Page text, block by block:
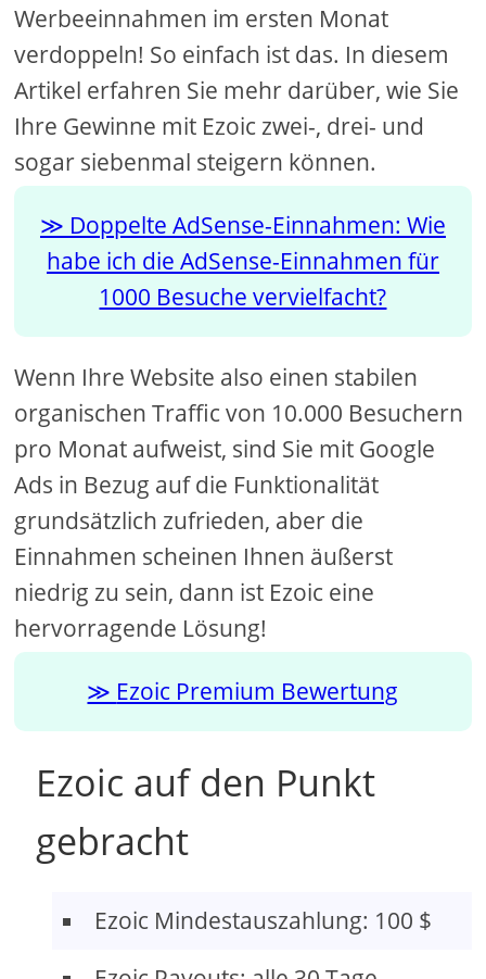
Werbeeinnahmen im ersten Monat
verdoppeln! So einfach ist das. In diesem
Artikel erfahren Sie mehr darüber, wie Sie
Ihre Gewinne mit Ezoic zwei-, drei- und
sogar siebenmal steigern können.
Doppelte AdSense-Einnahmen: Wie
habe ich die AdSense-Einnahmen für
1000 Besuche vervielfacht?
Wenn Ihre Website also einen stabilen
organischen Traffic von 10.000 Besuchern
pro Monat aufweist, sind Sie mit Google
Ads in Bezug auf die Funktionalität
grundsätzlich zufrieden, aber die
Einnahmen scheinen Ihnen äußerst
niedrig zu sein, dann ist Ezoic eine
hervorragende Lösung!
Ezoic Premium Bewertung
Ezoic auf den Punkt
gebracht
Ezoic Mindestauszahlung: 100 $